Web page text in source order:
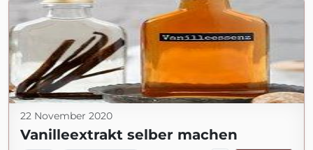
22 November 2020
Vanilleextrakt selber machen